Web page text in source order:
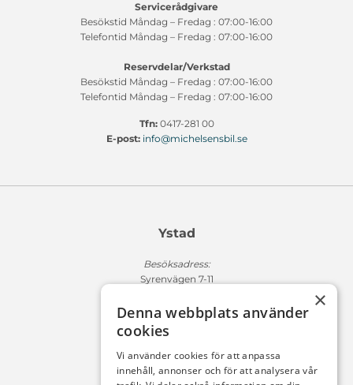
Servicerådgivare
Besökstid Måndag – Fredag : 07:00-16:00
Telefontid Måndag – Fredag : 07:00-16:00
Reservdelar/Verkstad
Besökstid Måndag – Fredag : 07:00-16:00
Telefontid Måndag – Fredag : 07:00-16:00
Tfn:0417-281 00
E-post: info@michelsensbil.se
Ystad
Besöksadress:
Syrenvägen 7-11
Fakturaadress:
Michelsens Bil AB /ePP
Fack 110684
10654 Stockholm
×
Denna webbplats använder
cookies
Vi använder cookies för att anpassa
innehåll, annonser och för att analysera vår